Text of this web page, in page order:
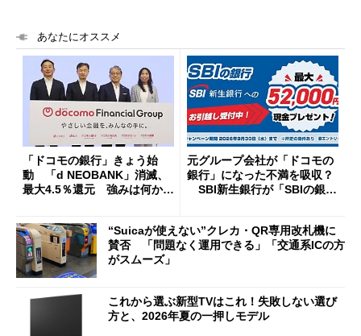
あなたにオススメ
「ドコモの銀行」きょう始
動 「d NEOBANK」消滅、
最大4.5％還元 強みは何か解
元グループ会社が「ドコモの
銀行」になった不満を吸収？
SBI新生銀行が「SBIの銀
開催
“Suicaが使えない”クレカ・QR専用改札機に
賛否 「問題なく運用できる」「交通系ICの方
がスムーズ」
これから選ぶ新型TVはこれ！失敗しない選び
方と、2026年夏の一押しモデル